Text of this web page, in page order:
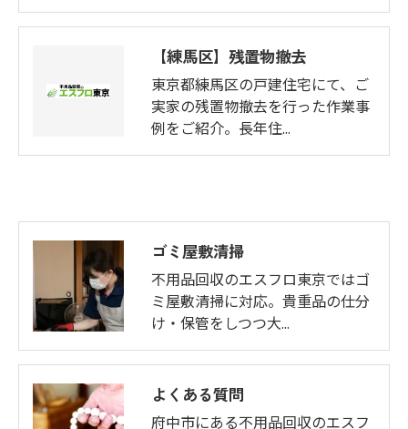
【練馬区】残置物撤去
東京都練馬区の戸建住宅にて、ご
実家の残置物撤去を行った作業事
例をご紹介。長年住…
ゴミ屋敷清掃
不用品回収のエスフロ東京ではゴ
ミ屋敷清掃に対応。貴重品の仕分
け・保管をしつつ大…
よくある質問
府中市にある不用品回収のエスフ